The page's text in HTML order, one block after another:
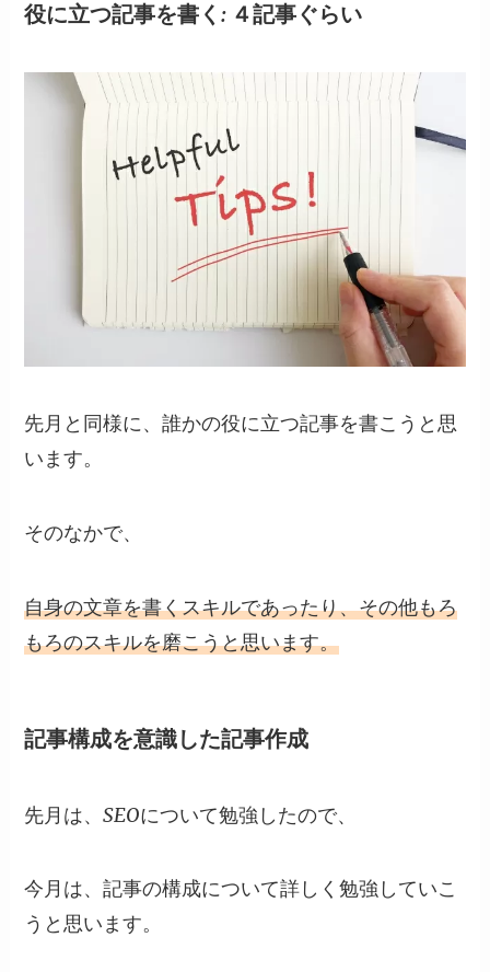
役に立つ記事を書く: ４記事ぐらい
先月と同様に、誰かの役に立つ記事を書こうと思
います。
そのなかで、
自身の文章を書くスキルであったり、その他もろ
もろのスキルを磨こうと思います。
記事構成を意識した記事作成
先月は、SEOについて勉強したので、
今月は、記事の構成について詳しく勉強していこ
うと思います。